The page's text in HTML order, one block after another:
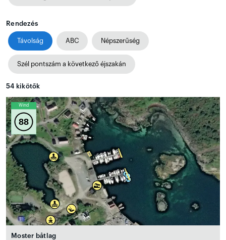
Rendezés
Távolság ABC Népszerűség
Szél pontszám a következő éjszakán
54 kikötők
Wind
88
Moster båtlag